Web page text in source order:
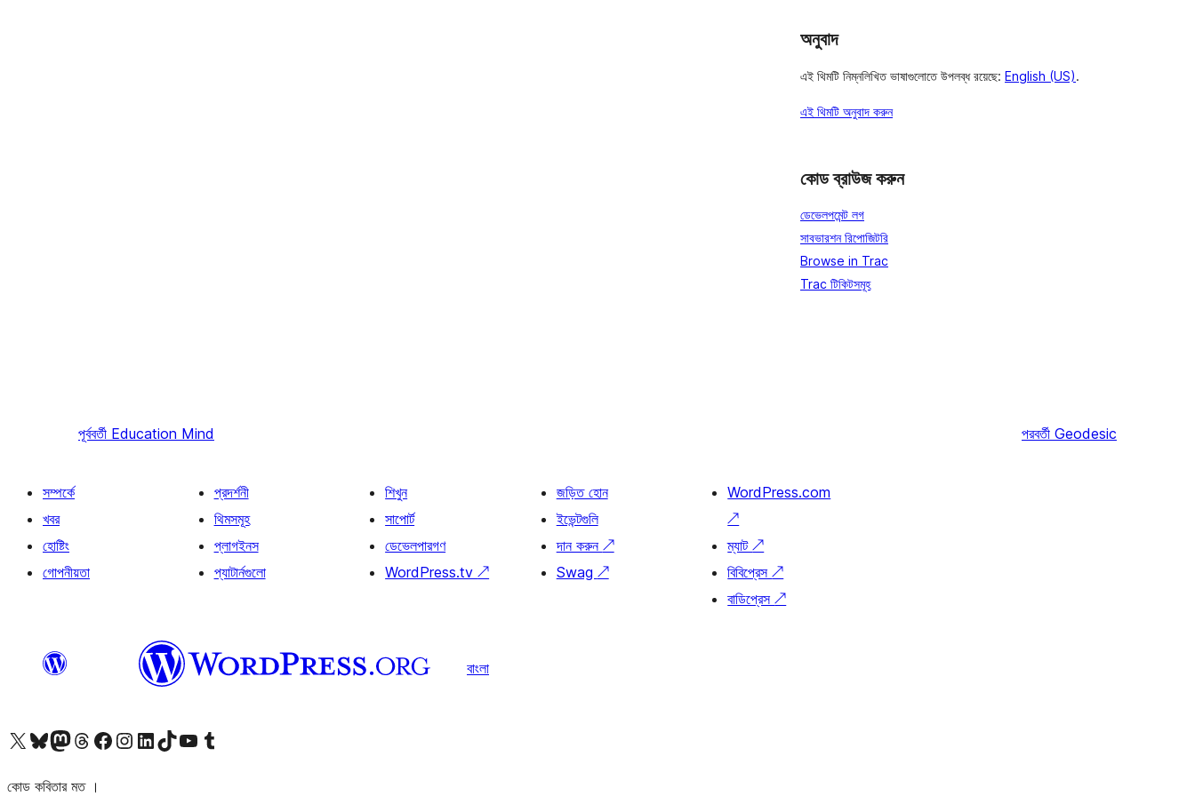
অনুবাদ
এই থিমটি নিম্নলিখিত ভাষাগুলোতে উপলব্ধ রয়েছে: English (US).
এই থিমটি অনুবাদ করুন
কোড ব্রাউজ করুন
ডেভেলপমেন্ট লগ
সাবভারশন রিপোজিটরি
Browse in Trac
Trac টিকিটসমূহ
পূর্ববর্তী Education Mind পরবর্তী Geodesic
সম্পর্কে
খবর
হোষ্টিং
গোপনীয়তা
প্রদর্শনী
থিমসমূহ
প্লাগইনস
প্যাটার্নগুলো
শিখুন
সাপোর্ট
ডেভেলপারগণ
WordPress.tv↗
জড়িত হোন
ইভেন্টগুলি
দান করুন ↗
Swag ↗
WordPress.com
↗
ম্যাট↗
বিবিপ্রেস↗
বাডিপ্রেস↗
বাংলা
আমাদের X (আগের টুইটার) অ্যাকাউন্টে যানআমাদের Bluesky অ্যাকাউন্টটি দেখুনআমাদের মাস্টোডন অ্যাকাউন্টটি দেখুনআমাদের থ্রেডস অ্যাকাউন্টটি দেখুনআমাদের ফেসবুক পেজ দেখুনআমাদের ইন্সটাগ্রাম অ্যাকাউন্ট দেখুনআমাদের লিঙ্কডইন অ্যাকাউন্টে যানআমাদের TikTok অ্যাকাউন্টটি দেখুনআমাদের ইউটিউব চ্যানেলে যান আমাদের টাম্বলার অ্যাকাউন্ট দেখুন
কোড কবিতার মত ।